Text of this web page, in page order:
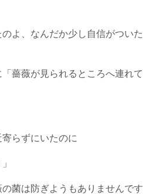
のよ、なんだか少し自信がついた
薔薇が見られるところへ連れて
らずにいたのに
菌は防ぎようもありませんです